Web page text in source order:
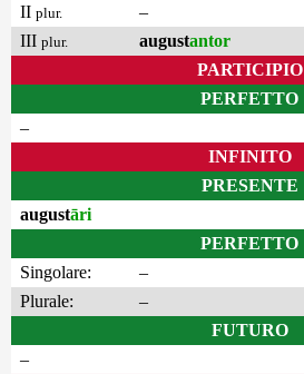
II plur.
–
III plur. augustantor
PARTICIPIO
PERFETTO
–
INFINITO
PRESENTE
augustāri
PERFETTO
Singolare:
–
Plurale:
–
FUTURO
–